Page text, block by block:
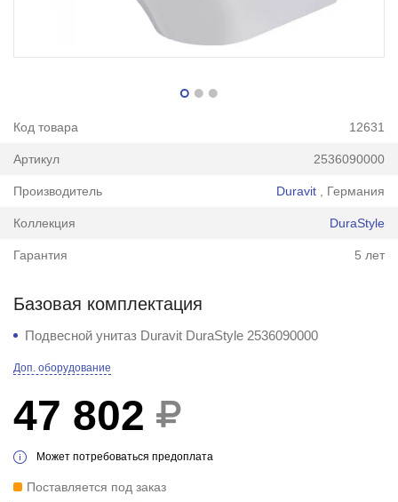
Код товара 12631
Артикул 2536090000
Производитель Duravit , Германия
Коллекция DuraStyle
Гарантия 5 лет
Базовая комплектация
Подвесной унитаз Duravit DuraStyle 2536090000
Доп. оборудование
47 802
Может потребоваться предоплата
Поставляется под заказ